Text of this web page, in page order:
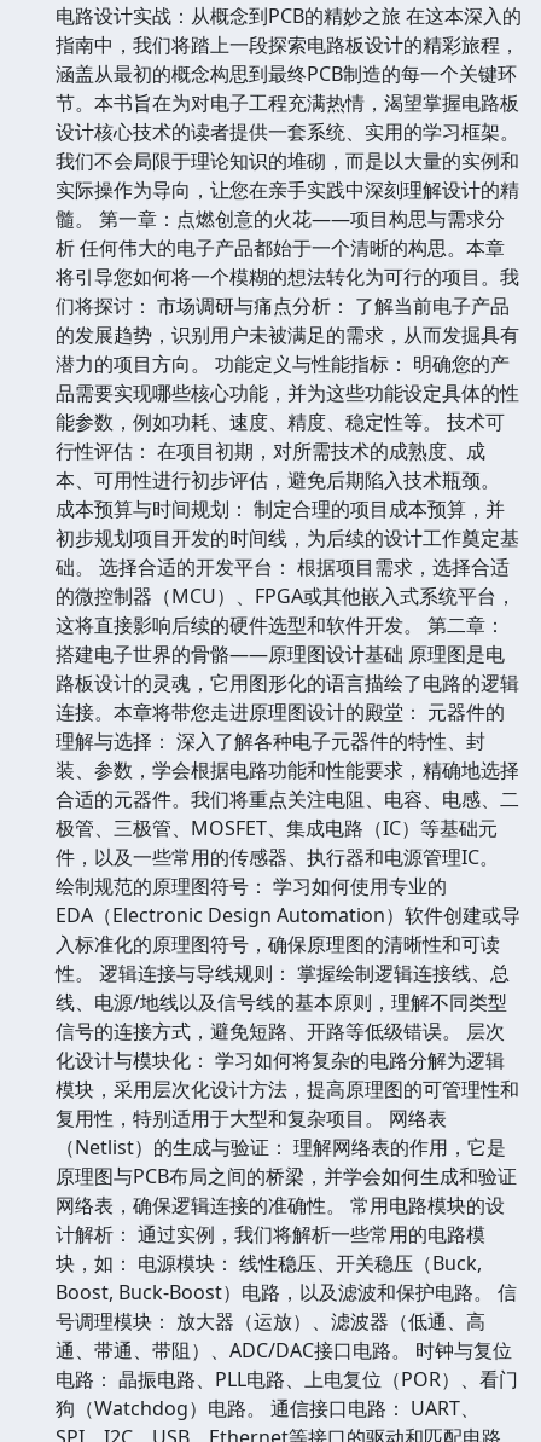
电路设计实战：从概念到PCB的精妙之旅 在这本深入的
指南中，我们将踏上一段探索电路板设计的精彩旅程，
涵盖从最初的概念构思到最终PCB制造的每一个关键环
节。本书旨在为对电子工程充满热情，渴望掌握电路板
设计核心技术的读者提供一套系统、实用的学习框架。
我们不会局限于理论知识的堆砌，而是以大量的实例和
实际操作为导向，让您在亲手实践中深刻理解设计的精
髓。 第一章：点燃创意的火花——项目构思与需求分
析 任何伟大的电子产品都始于一个清晰的构思。本章
将引导您如何将一个模糊的想法转化为可行的项目。我
们将探讨： 市场调研与痛点分析： 了解当前电子产品
的发展趋势，识别用户未被满足的需求，从而发掘具有
潜力的项目方向。 功能定义与性能指标： 明确您的产
品需要实现哪些核心功能，并为这些功能设定具体的性
能参数，例如功耗、速度、精度、稳定性等。 技术可
行性评估： 在项目初期，对所需技术的成熟度、成
本、可用性进行初步评估，避免后期陷入技术瓶颈。
成本预算与时间规划： 制定合理的项目成本预算，并
初步规划项目开发的时间线，为后续的设计工作奠定基
础。 选择合适的开发平台： 根据项目需求，选择合适
的微控制器（MCU）、FPGA或其他嵌入式系统平台，
这将直接影响后续的硬件选型和软件开发。 第二章：
搭建电子世界的骨骼——原理图设计基础 原理图是电
路板设计的灵魂，它用图形化的语言描绘了电路的逻辑
连接。本章将带您走进原理图设计的殿堂： 元器件的
理解与选择： 深入了解各种电子元器件的特性、封
装、参数，学会根据电路功能和性能要求，精确地选择
合适的元器件。我们将重点关注电阻、电容、电感、二
极管、三极管、MOSFET、集成电路（IC）等基础元
件，以及一些常用的传感器、执行器和电源管理IC。
绘制规范的原理图符号： 学习如何使用专业的
EDA（Electronic Design Automation）软件创建或导
入标准化的原理图符号，确保原理图的清晰性和可读
性。 逻辑连接与导线规则： 掌握绘制逻辑连接线、总
线、电源/地线以及信号线的基本原则，理解不同类型
信号的连接方式，避免短路、开路等低级错误。 层次
化设计与模块化： 学习如何将复杂的电路分解为逻辑
模块，采用层次化设计方法，提高原理图的可管理性和
复用性，特别适用于大型和复杂项目。 网络表
（Netlist）的生成与验证： 理解网络表的作用，它是
原理图与PCB布局之间的桥梁，并学会如何生成和验证
网络表，确保逻辑连接的准确性。 常用电路模块的设
计解析： 通过实例，我们将解析一些常用的电路模
块，如： 电源模块： 线性稳压、开关稳压（Buck,
Boost, Buck-Boost）电路，以及滤波和保护电路。 信
号调理模块： 放大器（运放）、滤波器（低通、高
通、带通、带阻）、ADC/DAC接口电路。 时钟与复位
电路： 晶振电路、PLL电路、上电复位（POR）、看门
狗（Watchdog）电路。 通信接口电路： UART、